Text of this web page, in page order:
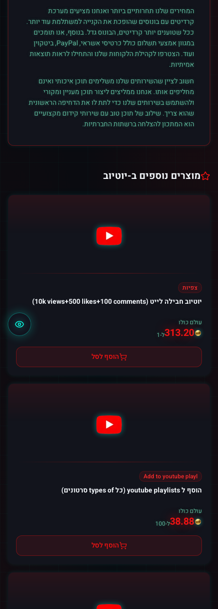
המחירים שלנו תחרותיים ביותר ואנחנו מציעים מערכת
קרדיטים עם בונוסים שהופכת את הקנייה למשתלמת עוד יותר.
ככל שטוענים יותר קרדיטים, הבונוס גדל. בנוסף, אנו תומכים
במגוון אמצעי תשלום כולל כרטיסי אשראי, PayPal, ביטקוין
ועוד. הצטרפו לקהילת הלקוחות שלנו והתחילו לראות תוצאות
אמיתיות.
חשוב לציין שהשירותים שלנו משלימים תוכן איכותי ואינם
מחליפים אותו. אנחנו ממליצים ליצור תוכן מעניין ומקורי
ולהשתמש בשירותים שלנו כדי לתת לו את הדחיפה הראשונית
שהוא צריך. שילוב של תוכן טוב עם שירותי קידום מקצועיים
הוא המתכון להצלחה ברשתות החברתיות.
מוצרים נוספים ב-יוטיוב
צפיות
יוטיוב חבילה לייט (10k views+500 likes+100 comments)
עולם כולו
313.20ל-1
הוסף לסל
Add to youtube playl
הוסף ל youtube playlists (כל types of סרטונים)
עולם כולו
38.88ל-100
הוסף לסל